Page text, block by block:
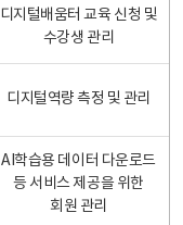
디지털배움터 교육 신청 및
수강생 관리
디지털역량 측정 및 관리
AI학습용 데이터 다운로드
등 서비스 제공을 위한
회원 관리